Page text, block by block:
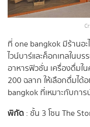
Cr:
ที่ one bangkok มีร้านอะ
ไวน์บาร์และค็อกเทลใน
อาหารฟิวชั่น เครื่องดื่มใน
200 ฉลาก ให้เลือกดื่มได้
bangkok ที่เหมาะกับกา
พิกัด : ชั้น 3 โซน The